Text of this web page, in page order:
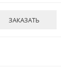
ЗАКАЗАТЬ